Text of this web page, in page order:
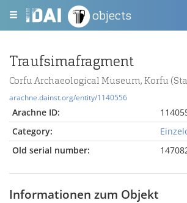
objects
Traufsimafragment
Corfu Archaeological Museum, Korfu
arachne.dainst.org/entity/1140556
Arachne ID:
Category:
Old serial number:
Informationen zum Objekt